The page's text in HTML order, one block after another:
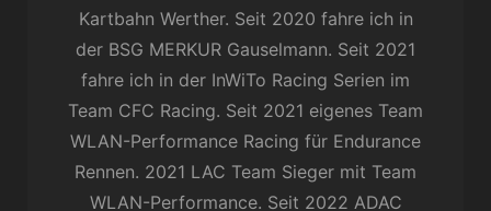
Kartbahn Werther. Seit 2020 fahre ich in
der BSG MERKUR Gauselmann. Seit 2021
fahre ich in der InWiTo Racing Serien im
Team CFC Racing. Seit 2021 eigenes Team
WLAN-Performance Racing für Endurance
Rennen. 2021 LAC Team Sieger mit Team
WLAN-Performance. Seit 2022 ADAC